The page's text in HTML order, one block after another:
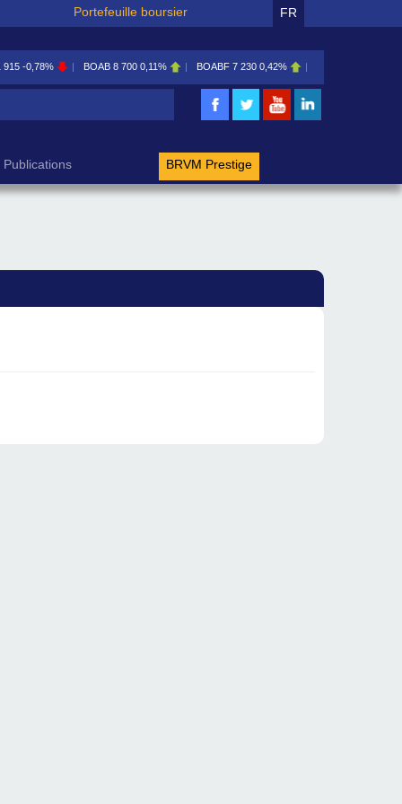
Portefeuille boursier FR
915 -0,78% BOAB 8 700 0,11% BOABF 7 230 0,42%
Publications BRVM Prestige